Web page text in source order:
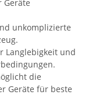
Geräte
unkomplizierte
Langlebigkeit und
die
Geräte für beste